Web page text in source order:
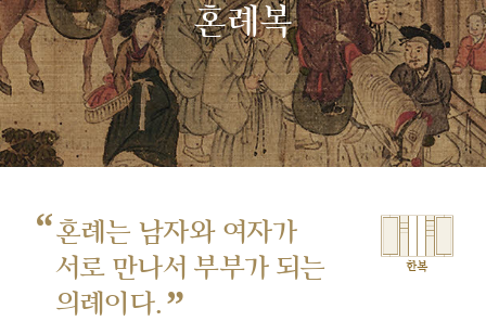
혼례복
“혼례는 남자와 여자가
서로 만나서 부부가 되는
의례이다. ”
한복